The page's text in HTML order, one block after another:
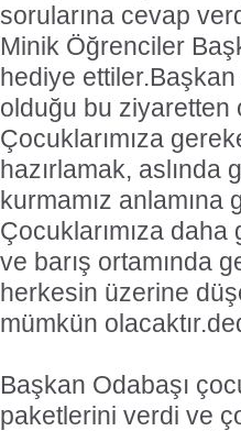
sorularına cevap
Minik Öğrenciler
hediye
olduğu bu ziyaretten
Çocuklarımıza
hazırlamak,
kurmamız anlamına
Çocuklarımıza
ve barış ortamında
herkesin üzerine
mümkün
Başkan Odabaşı
paketlerini verdi ve